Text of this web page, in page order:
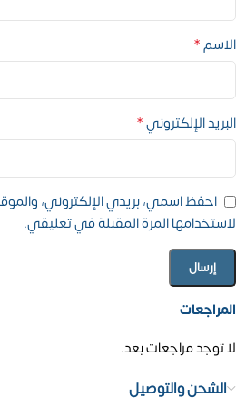
المراجعات
لا توجد مراجعات بعد.
الاسم*
البريد الإلكتروني*
احفظ اسمي، بريدي الإلكتروني،
لاستخدامها المرة المقبلة في تعليقي.
الشحن والتوصيل